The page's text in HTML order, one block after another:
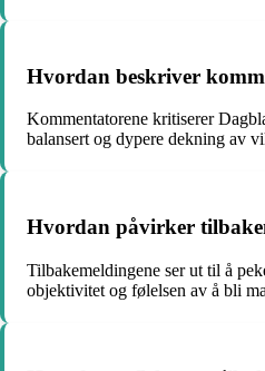
Hvordan beskriver
Kommentatorene kritiserer
balansert og dypere dekning av
Hvordan påvirker
Tilbakemeldingene ser ut til å
objektivitet og følelsen av å bli